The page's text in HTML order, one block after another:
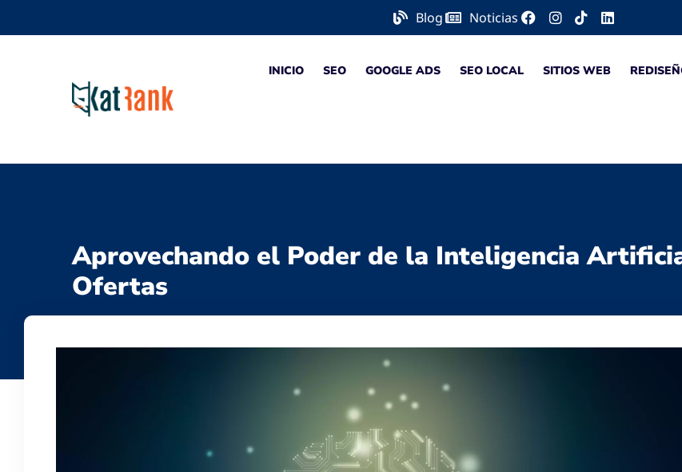
Blog Noticias
INICIO SEO GOOGLE ADS SEO LOCAL SITIOS WEB
Aprovechando el Poder de la Inteligencia
Ofertas